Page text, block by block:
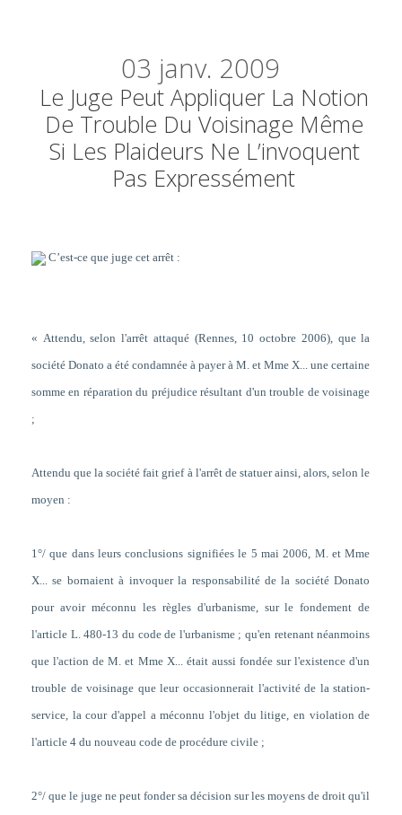
03 janv. 2009
Le Juge Peut Appliquer La Notion
De Trouble Du Voisinage Même
Si Les Plaideurs Ne L’invoquent
Pas Expressément
C’est-ce que juge cet arrêt :
« Attendu, selon l'arrêt attaqué (Rennes, 10 octobre 2006), que la
société Donato a été condamnée à payer à M. et Mme X... une certaine
somme en réparation du préjudice résultant d'un trouble de voisinage
;
Attendu que la société fait grief à l'arrêt de statuer ainsi, alors, selon le
moyen :
1°/ que dans leurs conclusions signifiées le 5 mai 2006, M. et Mme
X...se bornaient à invoquer la responsabilité de la société Donato
pour avoir méconnu les règles d'urbanisme, sur le fondement de
l'article L. 480-13 du code de l'urbanisme ; qu'en retenant néanmoins
que l'action de M. et Mme X... était aussi fondée sur l'existence d'un
trouble de voisinage que leur occasionnerait l'activité de la station-
service, la cour d'appel a méconnu l'objet du litige, en violation de
l'article 4 du nouveau code de procédure civile;
2°/ que le juge ne peut fonder sa décision sur les moyens de droit qu'il